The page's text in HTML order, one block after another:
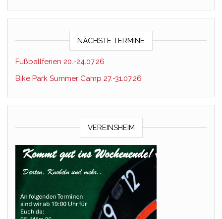
NÄCHSTE TERMINE
Fußballferien 20.-24.07.26
Bike Park Summer Camp 27.-31.07.26
VEREINSHEIM